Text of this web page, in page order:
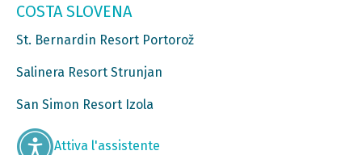
COSTA SLOVENA
St. Bernardin Resort Portorož
Salinera Resort Strunjan
San Simon Resort Izola
Attiva l'assistente